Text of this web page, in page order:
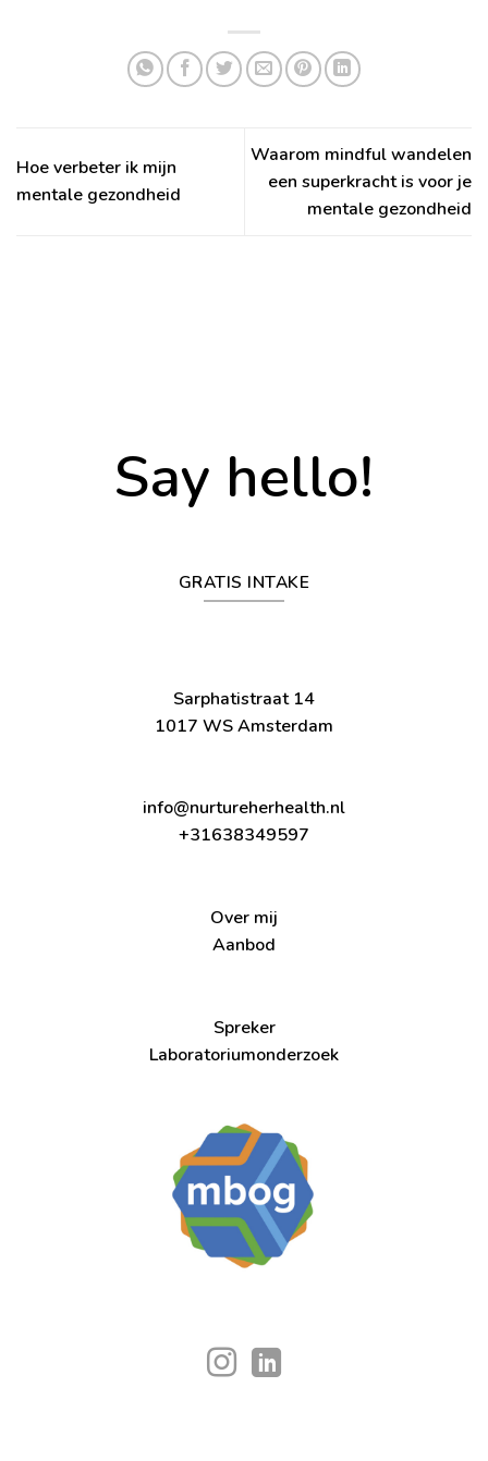
Hoe verbeter ik mijn
mentale gezondheid
Waarom mindful wandelen
een superkracht is voor je
mentale gezondheid
Say hello!
GRATIS INTAKE
Sarphatistraat 14
1017 WS Amsterdam
info@nurtureherhealth.nl
+31638349597
Over mij
Aanbod
Spreker
Laboratoriumonderzoek